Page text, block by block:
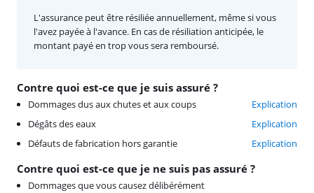
Contre quoi est-ce que je suis assuré ?
Dommages dus aux chutes et aux coups
Explication
Dégâts des eaux
Explication
Défauts de fabrication hors garantie
Explication
Contre quoi est-ce que je ne suis pas assuré ?
Dommages que vous causez délibérément
L'assurance peut être résiliée annuellement, même si vous
l'avez payée à l'avance. En cas de résiliation anticipée, le
montant payé en trop vous sera remboursé.